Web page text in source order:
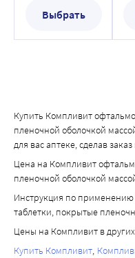
нуклеиновых кислот,
фактором в
например, в
нейропептидов, а также
Это также мощный
регулировании
процессов,
проницаемость
эффективной работы
структур глаза
Выбрать
Купить Компливит
пленочной оболочкой
для вас аптеке, сделав
Цена на Компливит
пленочной оболочкой
Инструкция по
таблетки, покрытые
Цены на Компливит в
Купить Компливит